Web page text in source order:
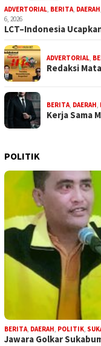
ADVERTORIAL BERITA DAERAH
6, 2026
LCT–Indonesia
ADVERTORIAL
Redaksi
BERITA DAERAH
Kerja Sama
POLITIK
BERITA, DAERAH, POLITIK,
Jawara Golkar